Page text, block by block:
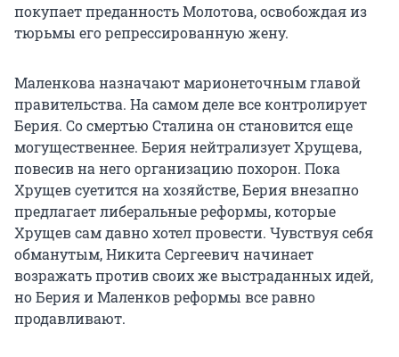
покупает преданность Молотова, освобождая из
тюрьмы его репрессированную жену.
Маленкова назначают марионеточным главой
правительства. На самом деле все контролирует
Берия. Со смертью Сталина он становится еще
могущественнее. Берия нейтрализует Хрущева,
повесив на него организацию похорон. Пока
Хрущев суетится на хозяйстве, Берия внезапно
предлагает либеральные реформы, которые
Хрущев сам давно хотел провести. Чувствуя себя
обманутым, Никита Сергеевич начинает
возражать против своих же выстраданных идей,
но Берия и Маленков реформы все равно
продавливают.